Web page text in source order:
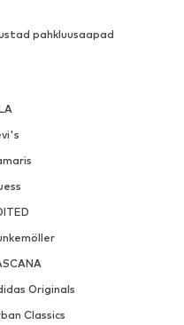
pahkluusaapad
Originals
Classics